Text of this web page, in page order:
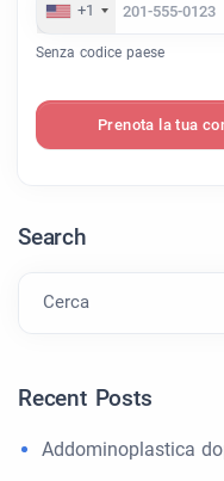
+1
Senza codice paese
Prenota la tua
Search
Cerca
Recent Posts
Addominoplastica